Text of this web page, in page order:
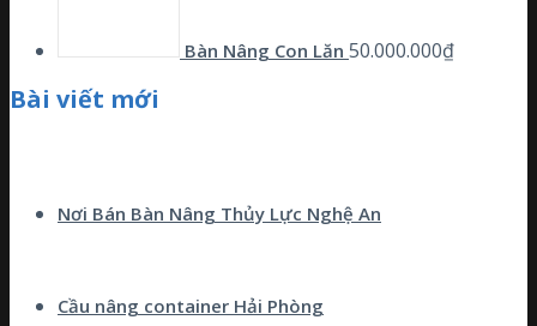
Bàn Nâng Con Lăn 50.000.000₫
Bài viết mới
Nơi Bán Bàn Nâng Thủy Lực Nghệ An
Cầu nâng container Hải Phòng